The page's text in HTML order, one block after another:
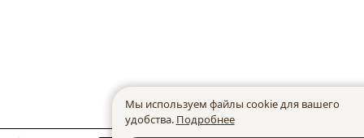
Мы используем файлы cookie для вашего
удобства. Подробнее